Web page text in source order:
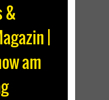
&
|
am